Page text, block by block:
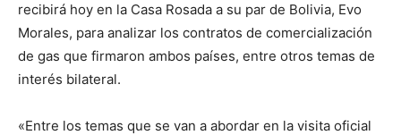
recibirá hoy en la Casa Rosada a su par de Bolivia, Evo
Morales, para analizar los contratos de comercialización
de gas que firmaron ambos países, entre otros temas de
interés bilateral.
«Entre los temas que se van a abordar en la visita oficial